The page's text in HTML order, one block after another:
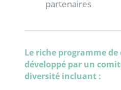
partenaires
Le riche programme
développé par un
diversité incluant :